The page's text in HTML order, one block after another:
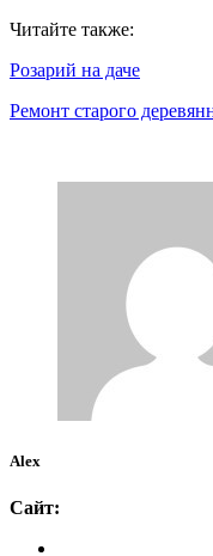
Читайте также:
Розарий на даче
Ремонт старого
Alex
Сайт: